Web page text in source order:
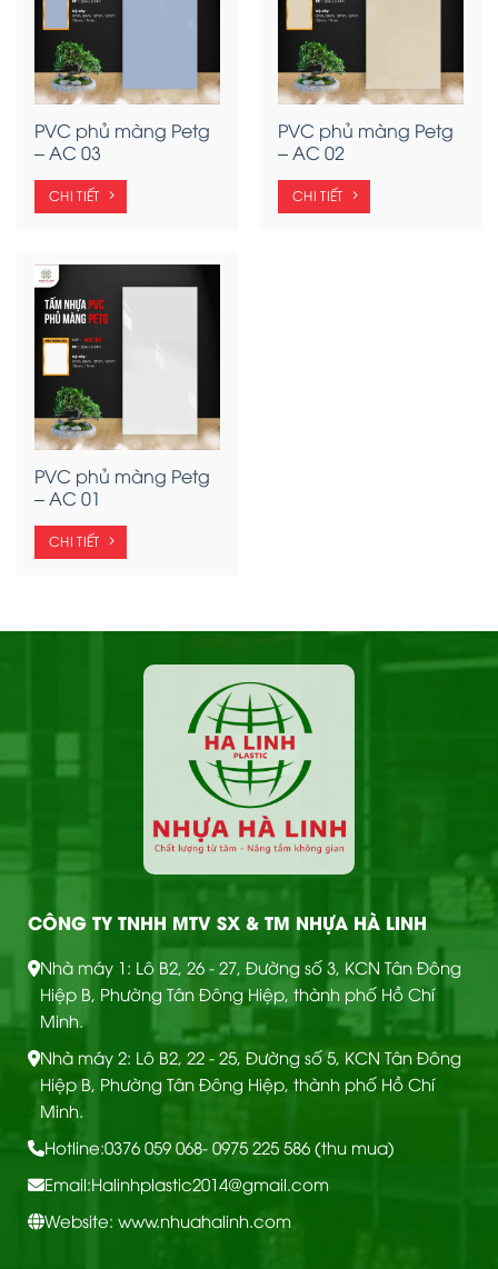
PVC phủ màng Petg
– AC 03
CHI TIẾT
PVC phủ màng Petg
– AC 02
CHI TIẾT
PVC phủ màng Petg
– AC 01
CHI TIẾT
CÔNG TY TNHH MTV SX & TM NHỰA HÀ LINH
Nhà máy 1: Lô B2, 26 - 27, Đường số 3, KCN Tân Đông
Hiệp B, Phường Tân Đông Hiệp, thành phố Hồ Chí
Minh.
Nhà máy 2: Lô B2, 22 - 25, Đường số 5, KCN Tân Đông
Hiệp B, Phường Tân Đông Hiệp, thành phố Hồ Chí
Minh.
Hotline:0376 059 068- 0975 225 586 (thu mua)
Email:Halinhplastic2014@gmail.com
Website: www.nhuahalinh.com